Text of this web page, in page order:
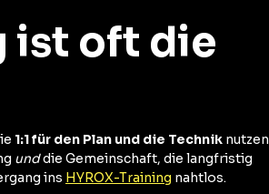
ist oft die
1:1 für den Plan und die Technik nutzen
unddie Gemeinschaft, die langfristig
ins HYROX-Training nahtlos.